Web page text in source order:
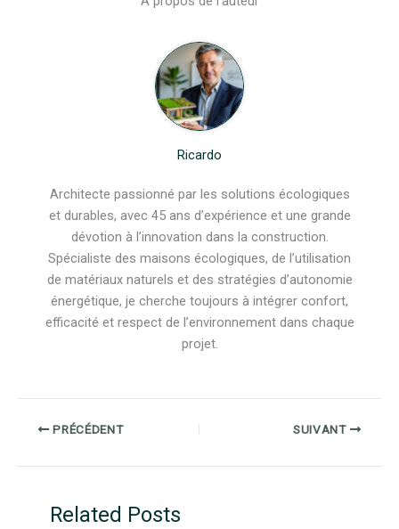
Ricardo
Architecte passionné par les solutions écologiques
et durables, avec 45 ans d’expérience et une grande
dévotion à l’innovation dans la construction.
Spécialiste des maisons écologiques, de l’utilisation
de matériaux naturels et des stratégies d’autonomie
énergétique, je cherche toujours à intégrer confort,
efficacité et respect de l’environnement dans chaque
projet.
PRÉCÉDENT SUIVANT
Related Posts